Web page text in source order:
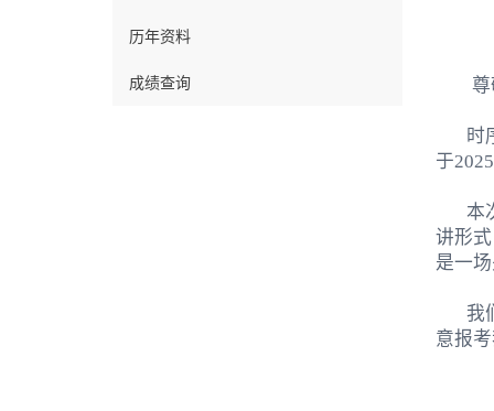
历年资料
成绩查询
时
于2025
本
讲形
是一
我
意报